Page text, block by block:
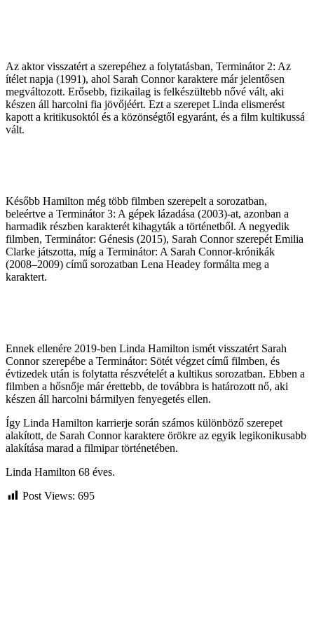
Az aktor visszatért a szerepéhez a folytatásban, Terminátor 2: Az
ítélet napja (1991), ahol Sarah Connor karaktere már jelentősen
megváltozott. Erősebb, fizikailag is felkészültebb nővé vált, aki
készen áll harcolni fia jövőjéért. Ezt a szerepet Linda elismerést
kapott a kritikusoktól és a közönségtől egyaránt, és a film kultikussá
vált.
Később Hamilton még több filmben szerepelt a sorozatban,
beleértve a Terminátor 3: A gépek lázadása (2003)-at, azonban a
harmadik részben karakterét kihagyták a történetből. A negyedik
filmben, Terminátor: Génesis (2015), Sarah Connor szerepét Emilia
Clarke játszotta, míg a Terminátor: A Sarah Connor-krónikák
(2008–2009) című sorozatban Lena Headey formálta meg a
karaktert.
Ennek ellenére 2019-ben Linda Hamilton ismét visszatért Sarah
Connor szerepébe a Terminátor: Sötét végzet című filmben, és
évtizedek után is folytatta részvételét a kultikus sorozatban. Ebben a
filmben a hősnője már érettebb, de továbbra is határozott nő, aki
készen áll harcolni bármilyen fenyegetés ellen.
Így Linda Hamilton karrierje során számos különböző szerepet
alakított, de Sarah Connor karaktere örökre az egyik legikonikusabb
alakítása marad a filmipar történetében.
Linda Hamilton 68 éves.
Post Views: 695